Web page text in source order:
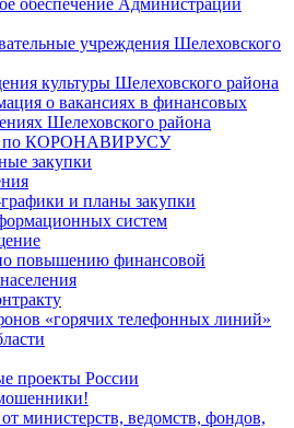
учреждения Шелеховского
культуры Шелеховского района
о вакансиях в финансовых
Шелеховского района
по КОРОНАВИРУСУ
закупки
и планы закупки
систем
повышению финансовой
«горячих телефонных линий»
проекты России
министерств, ведомств, фондов,